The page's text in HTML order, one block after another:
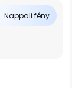
Nappali fény